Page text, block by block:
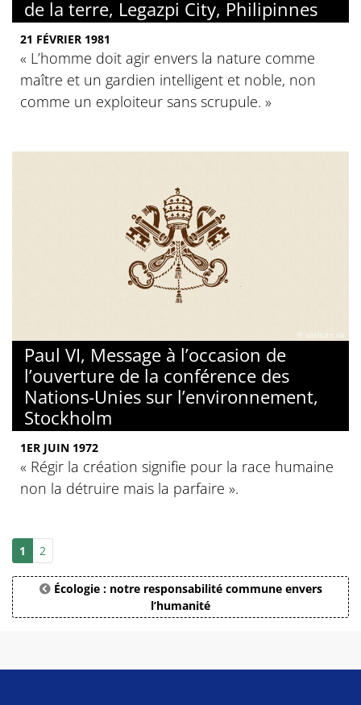
de la terre, Legazpi City, Philipinnes
21 FÉVRIER 1981
« L’homme doit agir envers la nature comme
maître et un gardien intelligent et noble, non
comme un exploiteur sans scrupule. »
© vatican.va
Paul VI, Message à l’occasion de
l’ouverture de la conférence des
Nations-Unies sur l’environnement,
Stockholm
1ER JUIN 1972
« Régir la création signifie pour la race humaine
non la détruire mais la parfaire ».
1 2
Écologie : notre responsabilité commune envers
l’humanité